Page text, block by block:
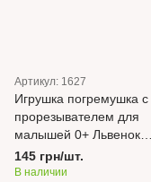
Артикул: 1627
Игрушка погремушка с
прорезывателем для
малышей 0+ Львенок
BabyOno
145 грн/шт.
В наличии